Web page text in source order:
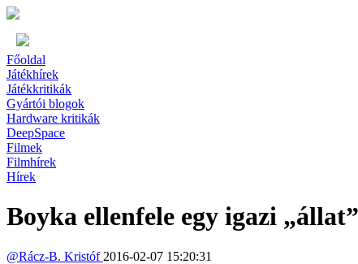
Főoldal
Játékhírek
Játékkritikák
Gyártói blogok
Hardware kritikák
DeepSpace
Filmek
Filmhírek
Hírek
Boyka ellenfele egy igazi
@Rácz-B. Kristóf 2016-02-07 15:20:31